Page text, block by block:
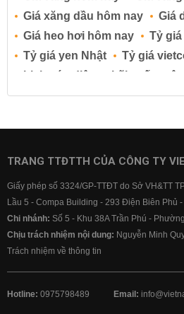
Giá xăng dầu hôm nay
Giá
Giá heo hơi hôm nay
Tỷ
Tỷ giá yen Nhật
Tỷ giá
Lịch cúp điện
Lãi suất ngân
Lãi suất tiết kiệm
Lãi suất
Lãi suất ngân hàng BIDV
Lãi suất ngân hàng
TRANG TTĐTTH CỦA CÔNG TY
Giấy phép số 3324/GP-TTĐT do Sở VH&TT
Lầu 5 - Compa Building - 293 Điện Biên Phủ
Chi nhánh: Số 5 - Khu 38A Trần Phú -
Chịu trách nhiệm nội dung: Nguyễn Minh
Trách nhiệm về thông tin
Hotline: 0975798489 Email: